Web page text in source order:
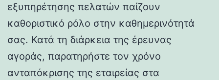
εξυπηρέτησης πελατών παίζουν
καθοριστικό ρόλο στην καθημερινότητά
σας. Κατά τη διάρκεια της έρευνας
αγοράς, παρατηρήστε τον χρόνο
ανταπόκρισης της εταιρείας στα